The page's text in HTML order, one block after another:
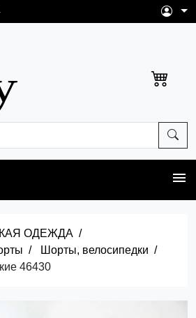
ОДЕЖДА
Шорты, велосипедки
46430